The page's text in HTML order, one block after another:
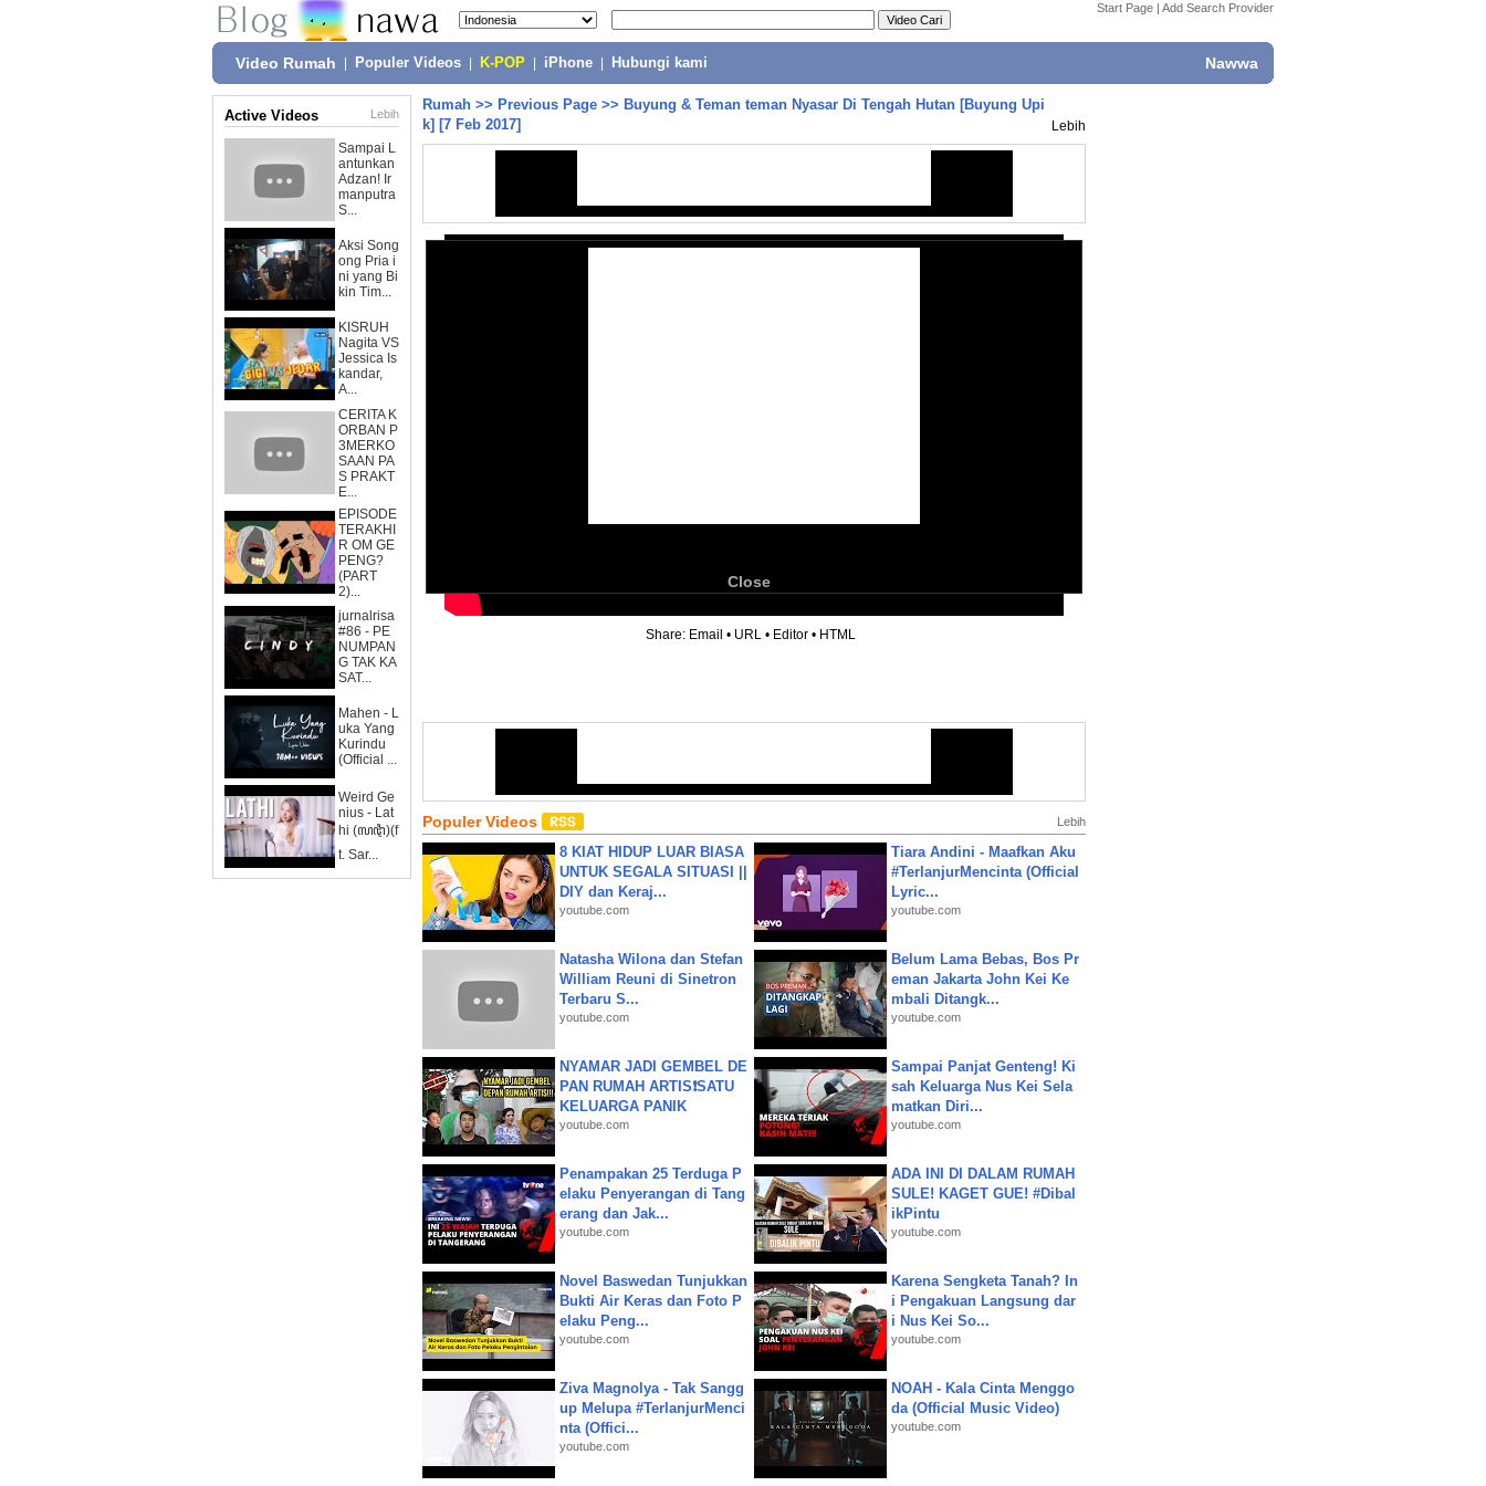
Start Page | Add Search Provider
Video Rumah Populer Videos K-POP iPhone Hubungi kami Nawwa
Active Videos Lebih
Sampai L
antunkan
Adzan! Ir
manputra
S...
Aksi Song
ong Pria i
ni yang Bi
kin Tim...
KISRUH
Nagita VS
Jessica Is
kandar,
A...
CERITA K
ORBAN P
3MERKO
SAAN PA
S PRAKT
E...
EPISODE
TERAKHI
R OM GE
PENG?
(PART
2)...
jurnalrisa
#86 - PE
NUMPAN
G TAK KA
SAT...
Mahen - L
uka Yang
Kurindu
(Official ...
Weird Ge
nius - Lat
hi (ꦭꦛꦶ)(f
t. Sar...
Rumah >> Previous Page >> Buyung & Teman teman Nyasar Di Tengah Hutan [Buyung Upi
k] [7 Feb 2017]
Lebih
Close
Share: Email • URL • Editor • HTML
Populer Videos Lebih
8 KIAT HIDUP LUAR BIASA
UNTUK SEGALA SITUASI ||
DIY dan Keraj...
youtube.com
Tiara Andini - Maafkan Aku
#TerlanjurMencinta (Official
Lyric...
youtube.com
Natasha Wilona dan Stefan
William Reuni di Sinetron
Terbaru S...
youtube.com
Belum Lama Bebas, Bos Pr
eman Jakarta John Kei Ke
mbali Ditangk...
youtube.com
NYAMAR JADI GEMBEL DE
PAN RUMAH ARTIS❗SATU
KELUARGA PANIK
youtube.com
Sampai Panjat Genteng! Ki
sah Keluarga Nus Kei Sela
matkan Diri...
youtube.com
Penampakan 25 Terduga P
elaku Penyerangan di Tang
erang dan Jak...
youtube.com
ADA INI DI DALAM RUMAH
SULE! KAGET GUE! #Dibal
ikPintu
youtube.com
Novel Baswedan Tunjukkan
Bukti Air Keras dan Foto P
elaku Peng...
youtube.com
Karena Sengketa Tanah? In
i Pengakuan Langsung dar
i Nus Kei So...
youtube.com
Ziva Magnolya - Tak Sangg
up Melupa #TerlanjurMenci
nta (Offici...
youtube.com
NOAH - Kala Cinta Menggo
da (Official Music Video)
youtube.com